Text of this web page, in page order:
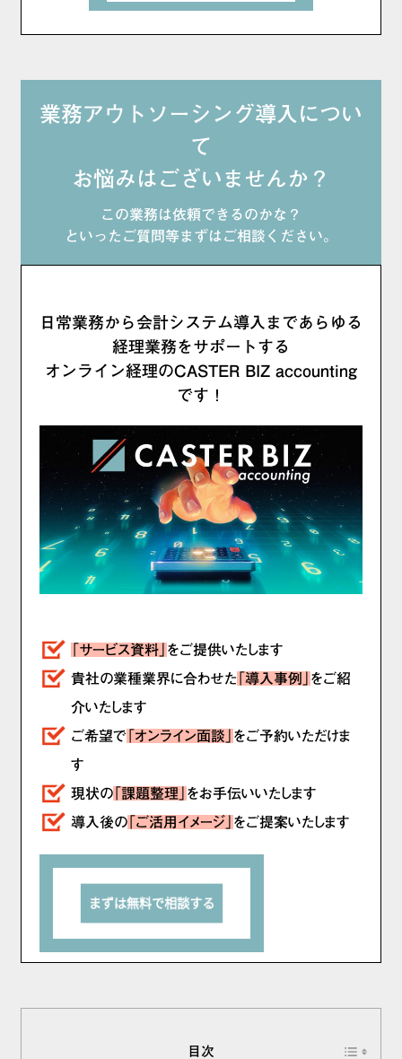
業務アウトソーシング導入につい
て
お悩みはございませんか？
この業務は依頼できるのかな？
といったご質問等まずはご相談ください。
日常業務から会計システム導入まであらゆる
経理業務をサポートする
オンライン経理のCASTER BIZ accounting
です！
「サービス資料」 をご提供いたします
貴社の業種業界に合わせた 「導入事例」 をご紹
介いたします
ご希望で 「オンライン面談」 をご予約いただけま
す
現状の 「課題整理」 をお手伝いいたします
導入後の 「ご活用イメージ」 をご提案いたします
目次